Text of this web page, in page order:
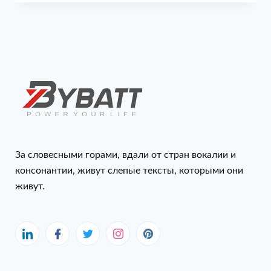
За словесными горами, вдали от стран вокалии и
консонантии, живут слепые тексты, которыми они
живут.